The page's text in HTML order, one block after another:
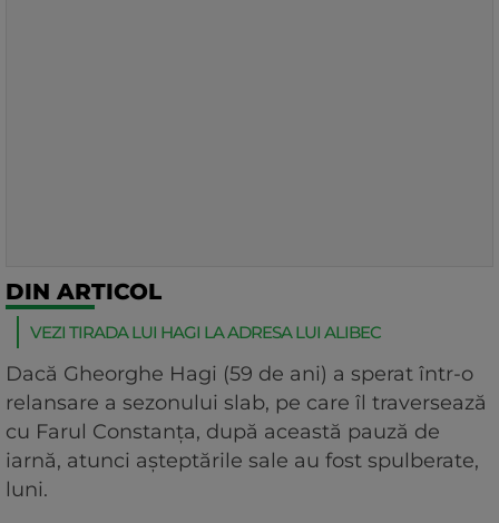
DIN ARTICOL
VEZI TIRADA LUI HAGI LA ADRESA LUI ALIBEC
Dacă Gheorghe Hagi (59 de ani) a sperat într-o
relansare a sezonului slab, pe care îl traversează
cu Farul Constanța, după această pauză de
iarnă, atunci așteptările sale au fost spulberate,
luni.